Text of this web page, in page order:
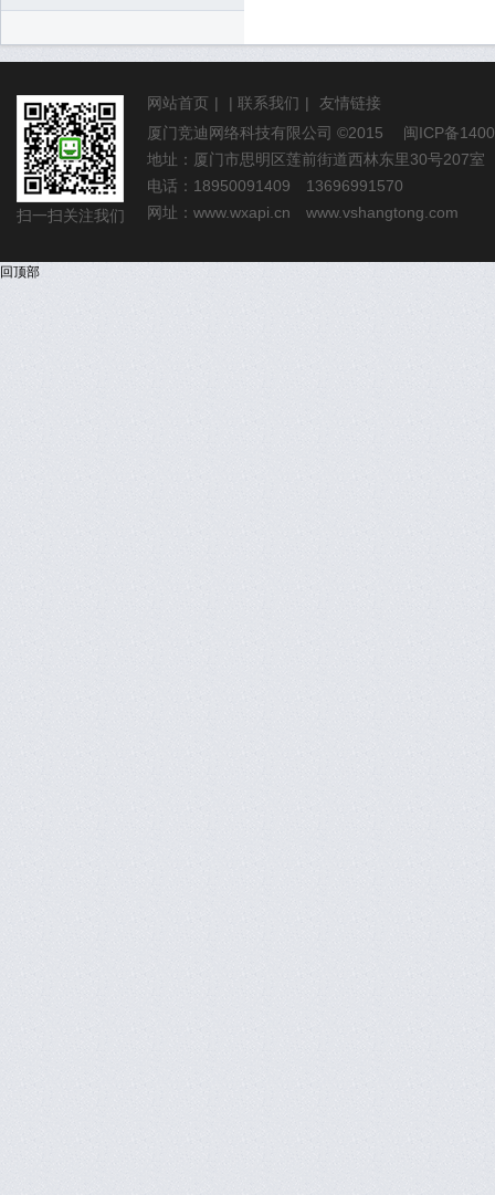
扫一扫关注我们
网站首页 | | 联系我们 |
友情链接
厦门竞迪网络科技有限公司 ©2015 闽ICP备
地址：厦门市思明区莲前街道西林东里30号207室
电话：18950091409 13696991570
网址： www.wxapi.cn www.vshangtong.com
回顶部